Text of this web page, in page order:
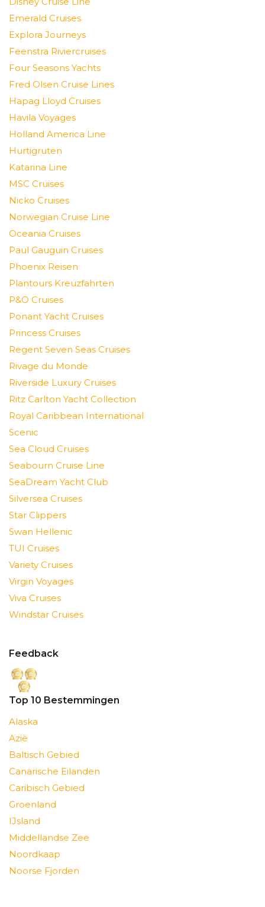
Emerald Cruises
Explora Journeys
Feenstra Riviercruises
Four Seasons Yachts
Fred Olsen Cruise Lines
Hapag Lloyd Cruises
Havila Voyages
Holland America Line
Hurtigruten
Katarina Line
MSC Cruises
Nicko Cruises
Norwegian Cruise Line
Oceania Cruises
Paul Gauguin Cruises
Phoenix Reisen
Plantours Kreuzfahrten
P&O Cruises
Ponant Yacht Cruises
Princess Cruises
Regent Seven Seas Cruises
Rivage du Monde
Riverside Luxury Cruises
Ritz Carlton Yacht Collection
Royal Caribbean International
Scenic
Sea Cloud Cruises
Seabourn Cruise Line
SeaDream Yacht Club
Silversea Cruises
Star Clippers
Swan Hellenic
TUI Cruises
Variety Cruises
Virgin Voyages
Viva Cruises
Windstar Cruises
Feedback
Top 10 Bestemmingen
Alaska
Azië
Baltisch Gebied
Canarische Eilanden
Caribisch Gebied
Groenland
IJsland
Middellandse Zee
Noordkaap
Noorse Fjorden